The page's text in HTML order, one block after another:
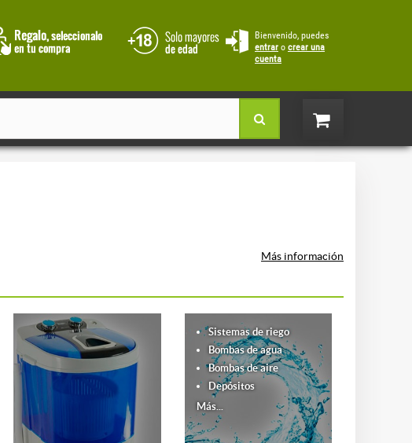
Bienvenido, puedes
entrar o crear una
cuenta
Más información
Sistemas de riego
Bombas de agua
Bombas de aire
Depósitos
Más...